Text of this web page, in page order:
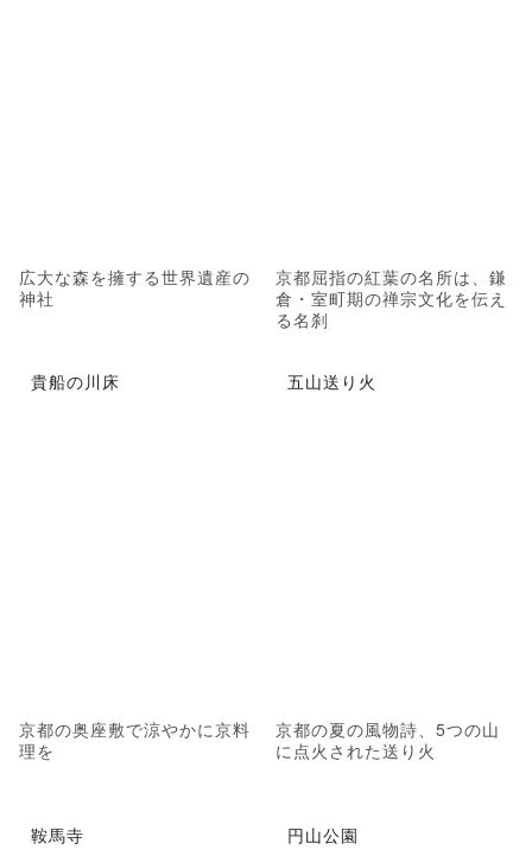
広大な森を擁する世界遺産の
神社
京都屈指の紅葉の名所は、鎌
倉・室町期の禅宗文化を伝え
る名刹
貴船の川床
京都の奥座敷で涼やかに京料
理を
五山送り火
京都の夏の風物詩、5つの山
に点火された送り火
鞍馬寺 円山公園